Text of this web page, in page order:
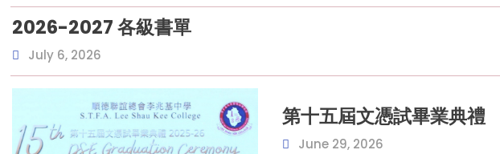
2026-2027 各級書單
July 6, 2026
第十五屆文憑試畢業典禮
June 29, 2026